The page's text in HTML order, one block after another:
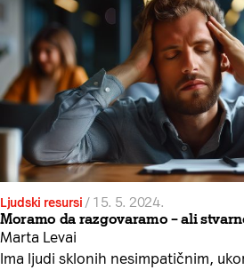
Ljudski resursi / 15. 5. 2024.
Moramo da razgovaramo – ali
Marta Levai
Ima ljudi sklonih nesimpatičnim,